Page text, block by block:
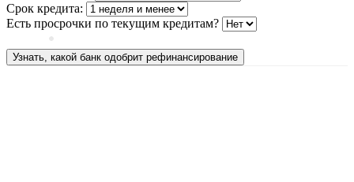
Срок кредита:
Есть просрочки по текущим кредитам?
Узнать, какой банк одобрит рефинансирование